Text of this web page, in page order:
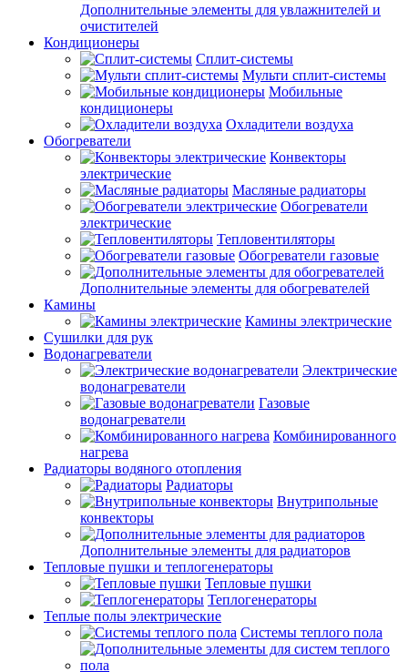
Дополнительные элементы для увлажнителей и
очистителей
Кондиционеры
Сплит-системы
Мульти сплит-системы
Мобильные
кондиционеры
Охладители воздуха
Обогреватели
Конвекторы
электрические
Масляные радиаторы
Обогреватели
электрические
Тепловентиляторы
Обогреватели газовые
Дополнительные элементы для обогревателей
Камины
Камины электрические
Сушилки для рук
Водонагреватели
Электрические
водонагреватели
Газовые
водонагреватели
Комбинированного
нагрева
Радиаторы водяного отопления
Радиаторы
Внутрипольные
конвекторы
Дополнительные элементы для радиаторов
Тепловые пушки и теплогенераторы
Тепловые пушки
Теплогенераторы
Теплые полы электрические
Системы теплого пола